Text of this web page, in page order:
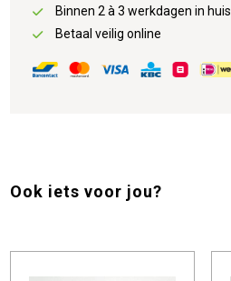
Binnen 2 à 3 werkdagen in huis
Betaal veilig online
Ook iets voor jou?